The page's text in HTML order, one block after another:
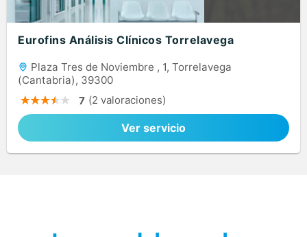
Eurofins Análisis Clínicos Torrelavega
Plaza Tres de Noviembre , 1, Torrelavega
(Cantabria), 39300
7 (2 valoraciones)
Ver servicio